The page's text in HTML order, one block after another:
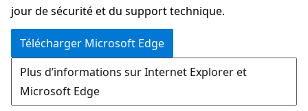
jour de sécurité et du support technique.
Télécharger Microsoft Edge
Plus d’informations sur Internet Explorer et
Microsoft Edge